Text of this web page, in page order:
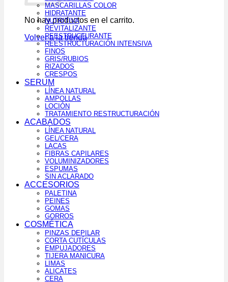
No hay productos en el carrito.
Volver a la tienda
MASCARILLAS COLOR
HIDRATANTE
NUTRITIVA
REVITALIZANTE
REESTRUCTURANTE
REESTRUCTURACIÓN INTENSIVA
FINOS
GRIS/RUBIOS
RIZADOS
CRESPOS
SERUM
LÍNEA NATURAL
AMPOLLAS
LOCIÓN
TRATAMIENTO RESTRUCTURACIÓN
ACABADOS
LÍNEA NATURAL
GEL/CERA
LACAS
FIBRAS CAPILARES
VOLUMINIZADORES
ESPUMAS
SIN ACLARADO
ACCESORIOS
PALETINA
PEINES
GOMAS
GORROS
COSMÉTICA
PINZAS DEPILAR
CORTA CUTÍCULAS
EMPUJADORES
TIJERA MANICURA
LIMAS
ALICATES
CERA